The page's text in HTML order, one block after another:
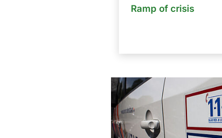
Ramp of crisis